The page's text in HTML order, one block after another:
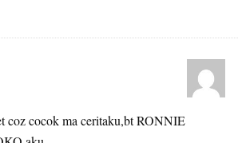
coz cocok ma ceritaku,bt RONNIE